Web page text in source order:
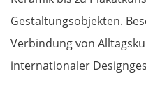
Gestaltungsobjekten.
Verbindung von
internationaler